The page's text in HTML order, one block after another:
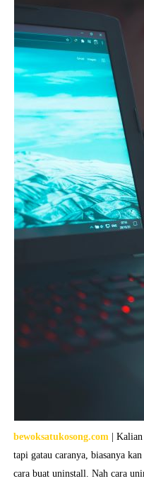
bewoksatukosong.com| Kalian
tapi gatau caranya, biasanya
cara buat uninstall. Nah cara